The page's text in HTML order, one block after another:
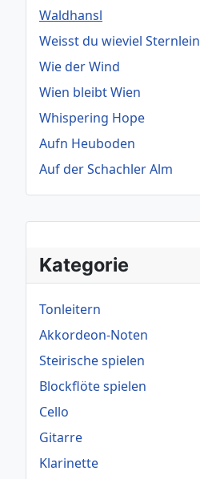
Kategorie
Tonleitern
Akkordeon-Noten
Steirische spielen
Blockflöte spielen
Cello
Gitarre
Klarinette
Waldhansl
Weisst du wieviel Sternlein
Wie der Wind
Wien bleibt Wien
Whispering Hope
Aufn Heuboden
Auf der Schachler Alm